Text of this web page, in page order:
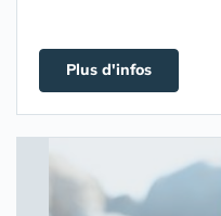
Plus d'infos